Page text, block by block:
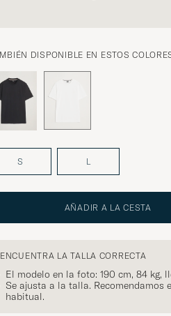
DISPONIBLE EN ESTOS
S L
AÑADIR A LA CESTA
ENCUENTRA LA TALLA CORRECTA
El modelo en la foto: 190 cm, 84 kg,
Se ajusta a la talla. Recomendamos
habitual.